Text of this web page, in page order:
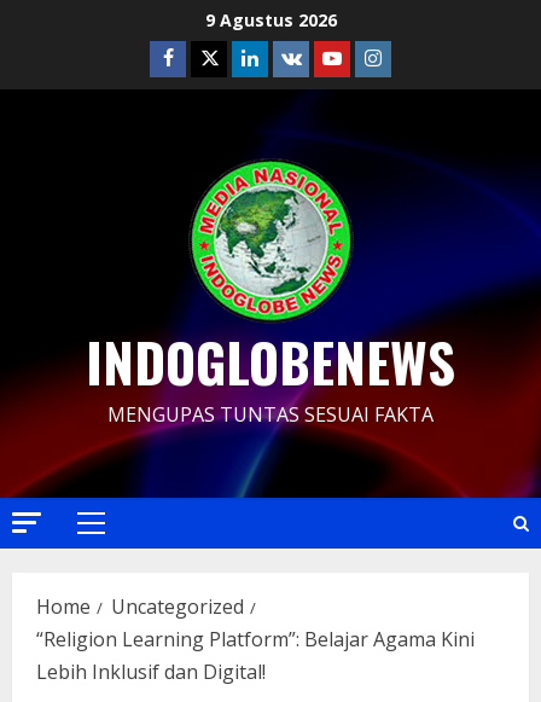
9 Agustus 2026
Facebook
TwitterLinkedin
VK YoutubeInstagram
INDOGLOBENEWS
MENGUPAS TUNTAS SESUAI FAKTA
Primary
Home
Uncategorized
“Religion Learning Platform”: Belajar Agama Kini
Lebih Inklusif dan Digital!